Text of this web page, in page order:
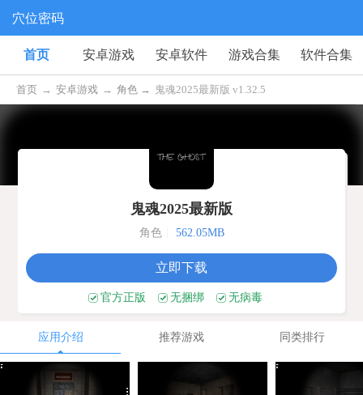
穴位密码
首页 安卓游戏 安卓软件 游戏合集 软件合集
首页 → 安卓游戏 → 角色 → 鬼魂2025最新版 v1.32.5
鬼魂2025最新版
角色 562.05MB
立即下载
官方正版 无捆绑 无病毒
应用介绍 推荐游戏 同类排行